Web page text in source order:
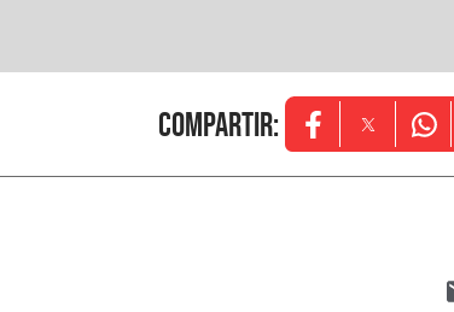
Compartir: Opens in new
Opens in